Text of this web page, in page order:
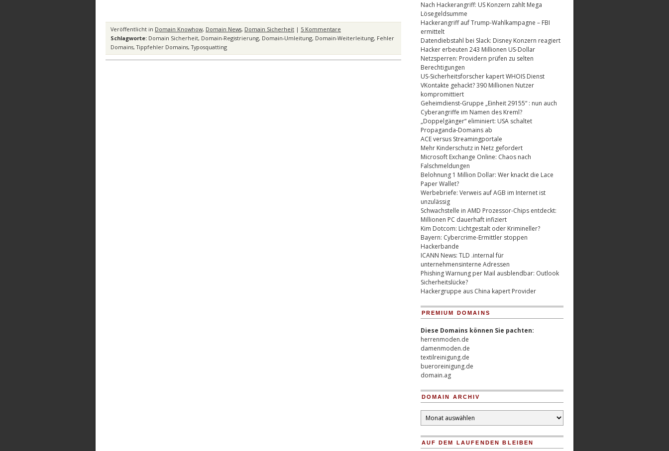
Veröffentlicht in Domain Knowhow, Domain News, Domain Sicherheit | 5 Kommentare
Schlagworte: Domain Sicherheit, Domain-Registrierung, Domain-Umleitung, Domain-Weiterleitung, Fehler
Domains,Tippfehler Domains,Typosquatting
Nach Hackerangriff: US Konzern zahlt Mega
Lösegeldsumme
Hackerangriff auf Trump-Wahlkampagne – FBI
ermittelt
Datendiebstahl bei Slack: Disney Konzern reagiert
Hacker erbeuten 243 Millionen US-Dollar
Netzsperren: Providern prüfen zu selten
Berechtigungen
US-Sicherheitsforscher kapert WHOIS Dienst
VKontakte gehackt? 390 Millionen Nutzer
kompromittiert
Geheimdienst-Gruppe „Einheit 29155“ : nun auch
Cyberangriffe im Namen des Kreml?
„Doppelgänger“ eliminiert: USA schaltet
Propaganda-Domains ab
ACE versus Streamingportale
Mehr Kinderschutz in Netz gefordert
Microsoft Exchange Online: Chaos nach
Falschmeldungen
Belohnung 1 Million Dollar: Wer knackt die Lace
Paper Wallet?
Werbebriefe: Verweis auf AGB im Internet ist
unzulässig
Schwachstelle in AMD Prozessor-Chips entdeckt:
Millionen PC dauerhaft infiziert
Kim Dotcom: Lichtgestalt oder Krimineller?
Bayern: Cybercrime-Ermittler stoppen
Hackerbande
ICANN News: TLD .internal für
unternehmensinterne Adressen
Phishing Warnung per Mail ausblendbar: Outlook
Sicherheitslücke?
Hackergruppe aus China kapert Provider
PREMIUM DOMAINS
Diese Domains können Sie pachten:
herrenmoden.de
damenmoden.de
textilreinigung.de
bueroreinigung.de
domain.ag
DOMAIN ARCHIV
Domain
Archiv
AUF DEM LAUFENDEN BLEIBEN